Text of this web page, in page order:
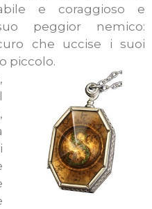
e coraggioso e
peggior nemico:
che uccise i suoi
piccolo.